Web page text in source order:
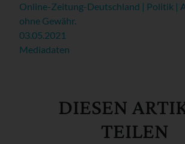
Online-Zeitung-Deutschland | Politik |
ohne Gewähr.
03.05.2021
Mediadaten
DIESEN
TEILEN